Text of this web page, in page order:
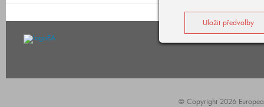
© Copyright 2026